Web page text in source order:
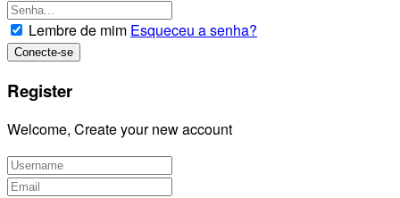
Lembre de mim Esqueceu a senha?
Register
Welcome, Create your new account